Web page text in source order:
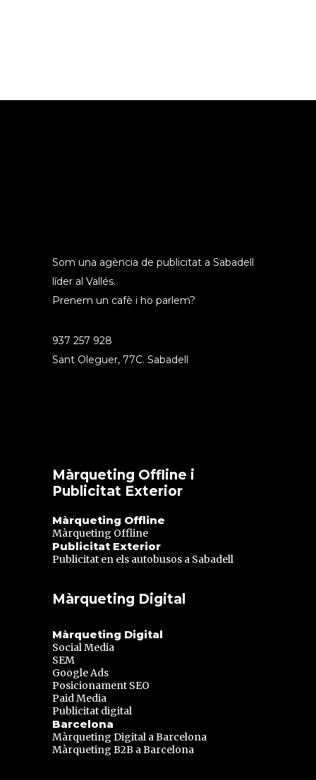
Som una agència de publicitat a Sabadell
líder al Vallés.
Prenem un cafè i ho parlem?
937 257 928
Sant Oleguer, 77C. Sabadell
Màrqueting Offline i
Publicitat Exterior
Màrqueting Offline
Màrqueting Offline
Publicitat Exterior
Publicitat en els autobusos a Sabadell
Màrqueting Digital
Màrqueting Digital
Social Media
SEM
Google Ads
Posicionament SEO
Paid Media
Publicitat digital
Barcelona
Màrqueting Digital a Barcelona
Màrqueting B2B a Barcelona